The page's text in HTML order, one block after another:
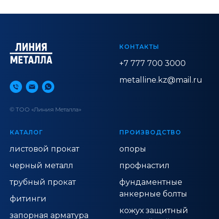
© ТОО «Линия Металла»
КОНТАКТЫ
+7 777 700 3000
metalline.kz@mail.ru
КАТАЛОГ
листовой прокат
черный металл
трубный прокат
фитинги
запорная арматура
ПРОИЗВОДСТВО
опоры
профнастил
фундаментные
анкерные болты
кожух защитный